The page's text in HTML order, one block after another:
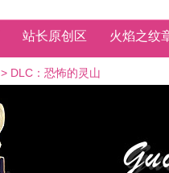
站长原创区 火焰之纹
> DLC：恐怖的灵山